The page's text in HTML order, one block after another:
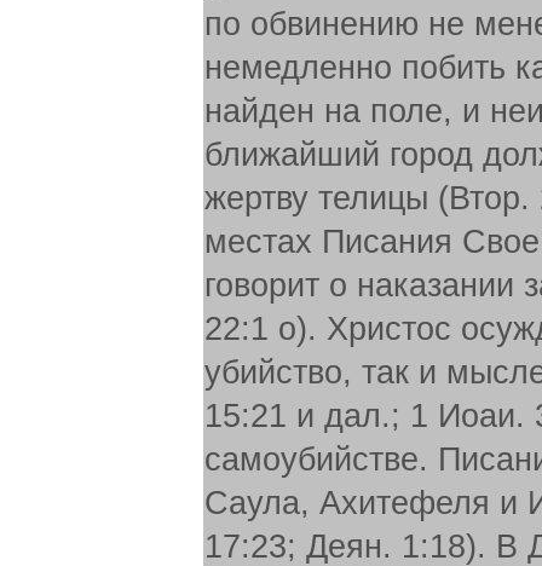
по обвинению не
немедленно побить
найден на поле, и
ближайший город
жертву телицы
местах Писания
говорит о
22:1 о). Христос
убийство, так и
15:21 и дал.; 1 Иоаи.
самоубийстве.
Саула, Ахитефеля и
17:23; Деян. 1:18). В